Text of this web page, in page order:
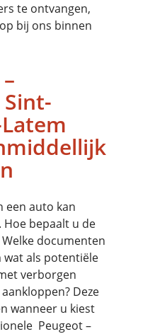
te ontvangen,
bij ons binnen
een auto kan
bepaalt u de
documenten
wat als potentiële
verborgen
Deze
wanneer u kiest
Peugeot –